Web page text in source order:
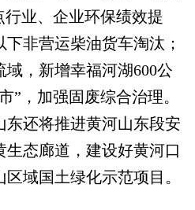
行业、企业环保绩效提
非营运柴油货车淘汰；
，新增幸福河湖600公
”，加强固废综合治理。
东还将推进黄河山东段安
态廊道，建设好黄河口
域国土绿化示范项目。